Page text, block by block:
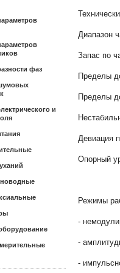
фаз
и
Диапазон
Запас по
Пределы
Пределы
Девиация
Опорный
Режимы
-
-
-